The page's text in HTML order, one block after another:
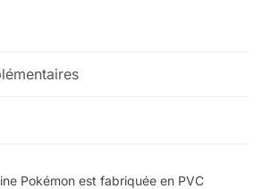
Pokémon est fabriquée en PVC